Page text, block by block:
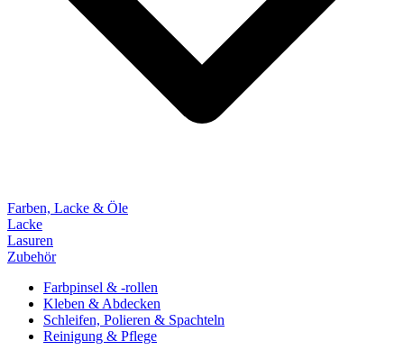
Farben, Lacke & Öle
Lacke
Lasuren
Zubehör
Farbpinsel & -rollen
Kleben & Abdecken
Schleifen, Polieren & Spachteln
Reinigung & Pflege